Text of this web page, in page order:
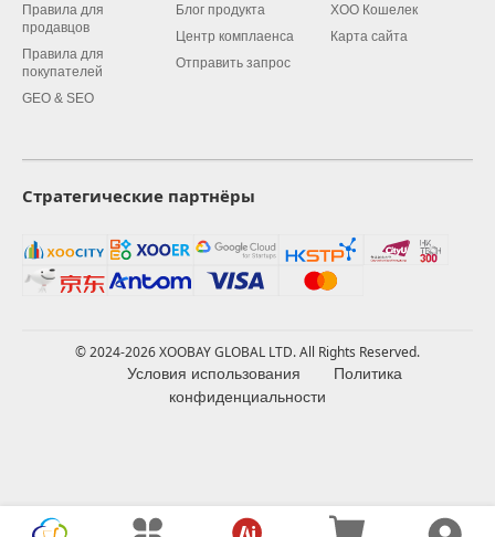
Правила для
продавцов
Правила для
покупателей
GEO & SEO
Блог продукта
Центр комплаенса
Отправить запрос
XOO Кошелек
Карта сайта
Стратегические партнёры
© 2024-2026 XOOBAY GLOBAL LTD. All Rights Reserved.
Условия использования
Политика
конфиденциальности